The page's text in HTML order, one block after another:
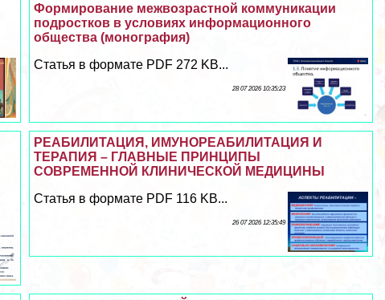
Формирование межвозрастной коммуникации
подростков в условиях информационного
общества (монография)
Статья в формате PDF 272 KB...
28 07 2026 10:35:23
РЕАБИЛИТАЦИЯ, ИМУНОРЕАБИЛИТАЦИЯ И
ТЕРАПИЯ – ГЛАВНЫЕ ПРИНЦИПЫ
СОВРЕМЕННОЙ КЛИНИЧЕСКОЙ МЕДИЦИНЫ
Статья в формате PDF 116 KB...
26 07 2026 12:35:49